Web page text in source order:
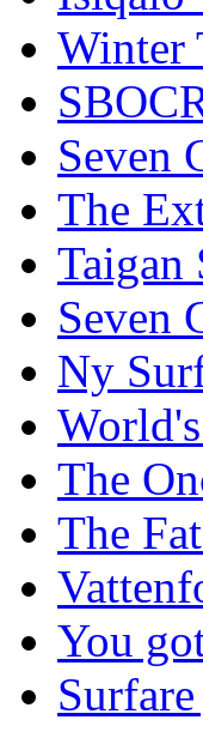
Winter
Seven
The
Taigan
Seven
Ny
The
The
You